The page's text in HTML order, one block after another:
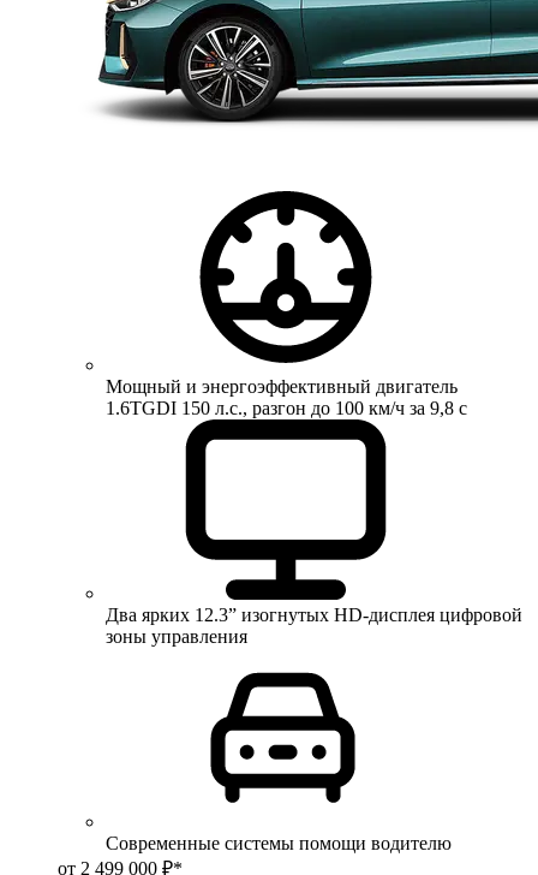
Мощный и энергоэффективный двигатель
1.6TGDI 150 л.с., разгон до 100 км/ч за 9,8 с
Два ярких 12.3” изогнутых HD-дисплея цифровой
зоны управления
Современные системы помощи водителю
от 2 499 000 ₽*